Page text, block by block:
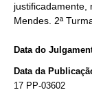
justificadamente,
Mendes. 2ª
Data do
Data da
17 PP-03602